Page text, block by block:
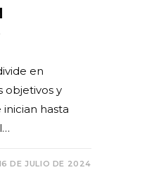
en
objetivos y
hasta
DE JULIO DE 2024